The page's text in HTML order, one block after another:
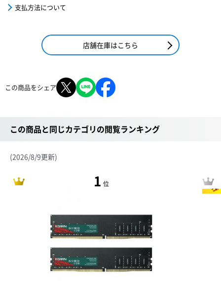
支払方法について
店舗在庫はこちら
この商品をシェア
この商品と同じカテゴリの閲覧ランキング
(2026/8/9更新)
1 位 値下げ